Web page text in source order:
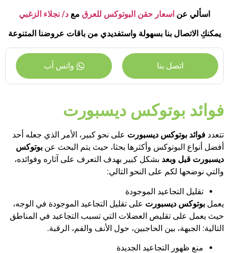
اسألي عن اسعار حقن البوتوكس للعرق مع د/ نجلاء الزغبي
يمكنكِ الاتصال بنا بسهولة واستفديدي من باقات عروضنا المتنوعة
اتصل بنا واتس آب
فوائد بوتوكس ديسبورت
تتعدد فوائد بوتوكس ديسبورت على نحو كبير، الأمر الذي جعله أحد
أفضل أنواع البوتوكس وأكثرها بحثا، حيث يتم البحث عن بوتوكس
ديسبورت قبل وبعد بشكل كبير بهدف التعرف على آثاره وفوائده،
والتي نوضحها لكم على النحو التالي:
تقليل التجاعيد الموجودة
يعمل بوتوكس ديسبورت على تقليل التجاعيد الموجودة في الوجه،
حيث يعمل على تقليص العضلات التي تسبب التجاعيد في المناطق
التالية: الجبهة، بين الحاجبين، حول الأنف والفم، الرقبة.
منع ظهور التجاعيد الجديدة